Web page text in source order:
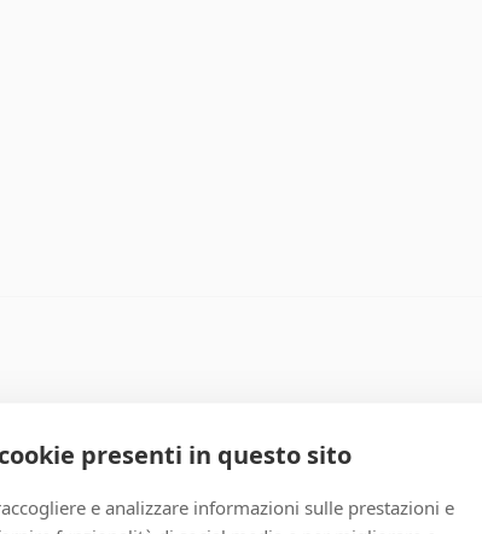
presenti in questo sito
e analizzare informazioni sulle prestazioni e